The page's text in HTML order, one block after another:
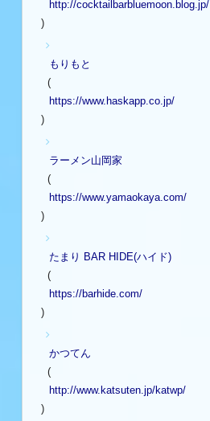
http://cocktailbarbluemoon.blog.jp/
)
もりもと
(
https://www.haskapp.co.jp/
)
ラーメン山岡家
(
https://www.yamaokaya.com/
)
たまり BAR HIDE(ハイド)
(
https://barhide.com/
)
かつてん
(
http://www.katsuten.jp/katwp/
)